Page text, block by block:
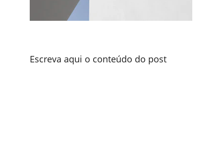
Escreva aqui o conteúdo do post